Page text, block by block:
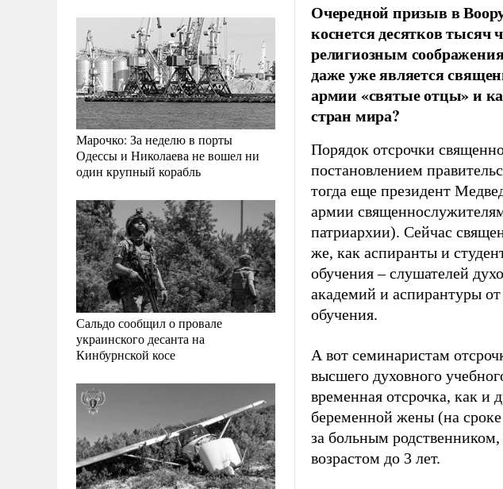
Марочко: За неделю в порты
Одессы и Николаева не вошел ни
один крупный корабль
Сальдо сообщил о провале
украинского десанта на
Кинбурнской косе
Очередной призыв в
коснется десятков тысяч
религиозным
даже уже является
армии «святые отцы» и
стран мира?
Порядок отсрочки
постановлением
тогда еще президент
армии
патриархии). Сейчас
же, как аспиранты и
обучения – слушателей
академий и аспирантуры
обучения.
А вот семинаристам
высшего духовного
временная отсрочка, как и
беременной жены (на
за больным
возрастом до 3 лет.